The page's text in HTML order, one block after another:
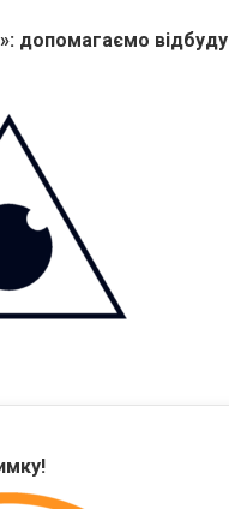
допомагаємо